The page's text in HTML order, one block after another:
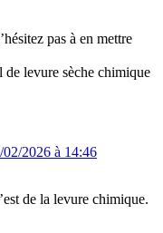
pas à en mettre
de levure sèche chimique
02/2026 à 14:46
de la levure chimique.